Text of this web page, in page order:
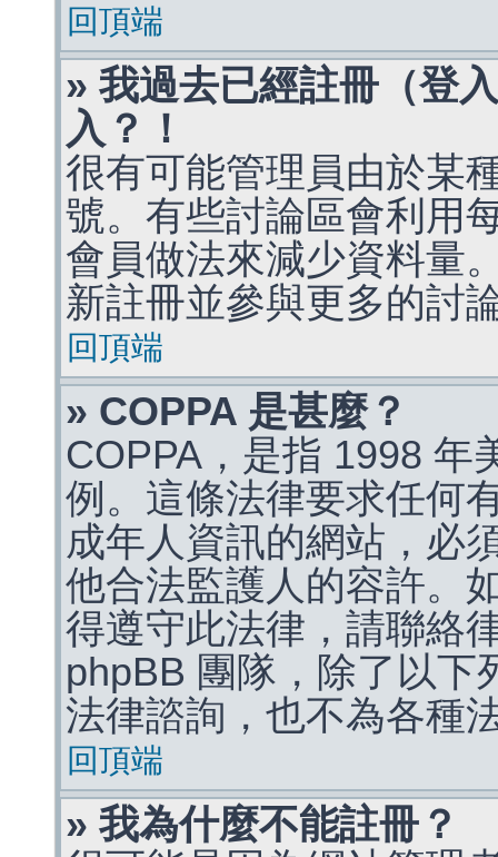
回頂端
» 我過去已經註冊（登
入？！
很有可能管理員由於某
號。有些討論區會利用
會員做法來減少資料量
新註冊並參與更多的討
回頂端
» COPPA 是甚麼？
COPPA，是指 1998 年
例。這條法律要求任何
成年人資訊的網站，必
他合法監護人的容許。
得遵守此法律，請聯絡
phpBB 團隊，除了以下
法律諮詢，也不為各種
回頂端
» 我為什麼不能註冊？